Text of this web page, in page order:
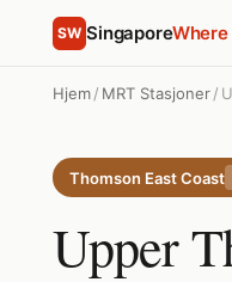
SW SingaporeWhere
Hjem/ MRT Stasjoner/
Thomson East Coast
Upper